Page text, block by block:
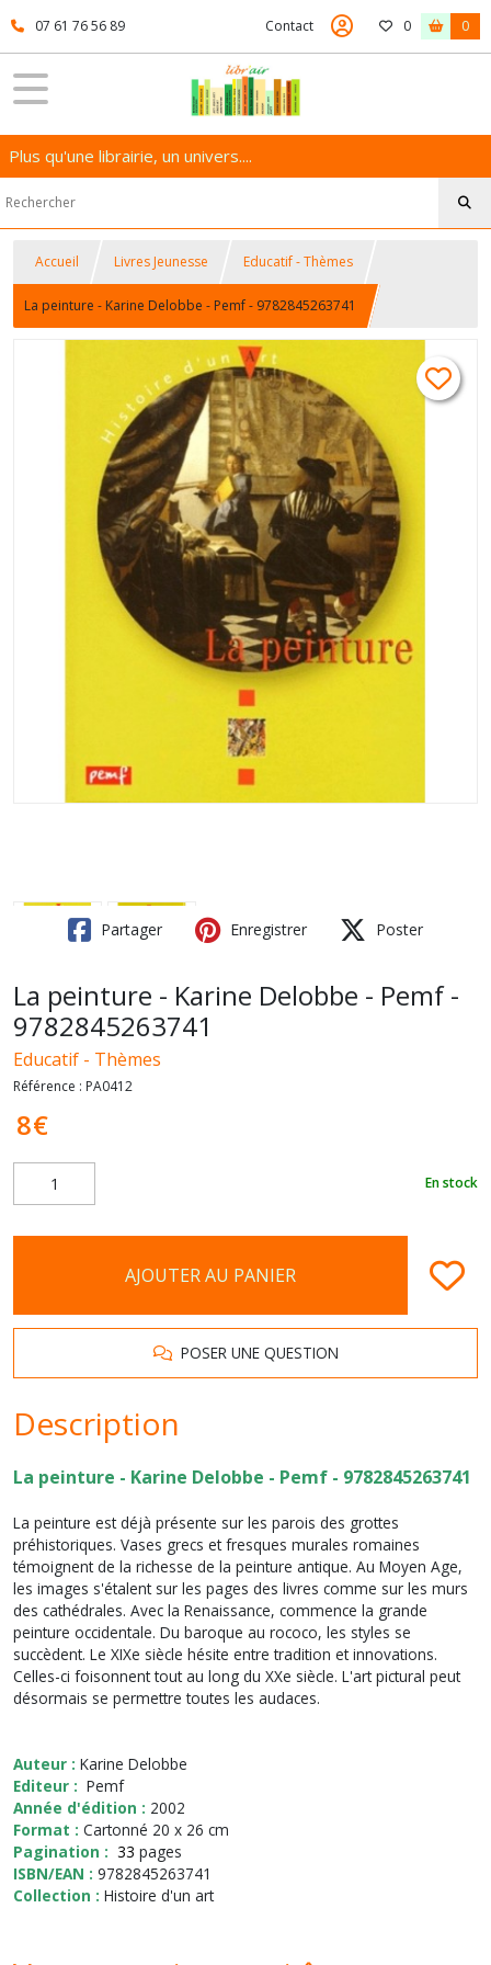
07 61 76 56 89 Contact 0 0
Plus qu'une librairie, un univers....
Accueil Livres Jeunesse Educatif - Thèmes
La peinture - Karine Delobbe - Pemf - 9782845263741
Partager Enregistrer Poster
La peinture - Karine Delobbe - Pemf -
9782845263741
Educatif - Thèmes
Référence : PA0412
8€
En stock
AJOUTER AU PANIER
POSER UNE QUESTION
Description
La peinture - Karine Delobbe - Pemf - 9782845263741
La peinture est déjà présente sur les parois des grottes
préhistoriques. Vases grecs et fresques murales romaines
témoignent de la richesse de la peinture antique. Au Moyen Age,
les images s'étalent sur les pages des livres comme sur les murs
des cathédrales. Avec la Renaissance, commence la grande
peinture occidentale. Du baroque au rococo, les styles se
succèdent. Le XIXe siècle hésite entre tradition et innovations.
Celles-ci foisonnent tout au long du XXe siècle. L'art pictural peut
désormais se permettre toutes les audaces.
Auteur : Karine Delobbe
Editeur : Pemf
Année d'édition : 2002
Format : Cartonné 20 x 26 cm
Pagination : 33 pages
ISBN/EAN : 9782845263741
Collection : Histoire d'un art